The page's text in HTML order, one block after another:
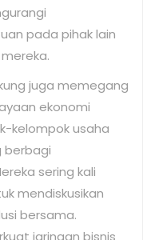
pada pihak lain
juga memegang
ekonomi
kelompok usaha
berbagi
sering kali
mendiskusikan
bersama.
jaringan bisnis